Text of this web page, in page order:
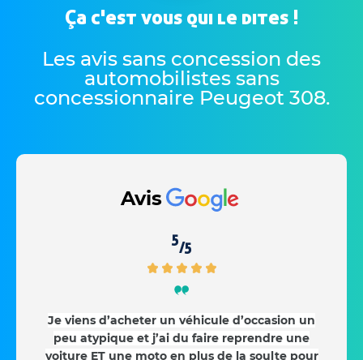
Ça c'est vous qui le dites !
Les avis sans concession des
automobilistes sans
concessionnaire Peugeot 308.
Avis
5/5
Je viens d’acheter un véhicule d’occasion un
peu atypique et j’ai du faire reprendre une
voiture ET une moto en plus de la soulte pour